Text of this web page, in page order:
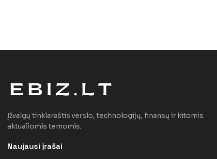
Įžvalgų tinklaraštis verslo, technologijų, finansų ir kitomis
aktualiomis temomis.
Naujausi įrašai